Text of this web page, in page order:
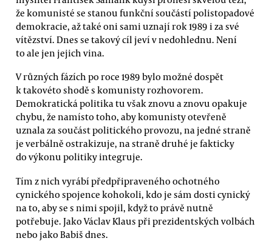
že komunisté se stanou funkční součástí polistopadové
demokracie, až také oni sami uznají rok 1989 i za své
vítězství. Dnes se takový cíl jeví v nedohlednu. Není
to ale jen jejich vina.
V různých fázích po roce 1989 bylo možné dospět
k takovéto shodě s komunisty rozhovorem.
Demokratická politika tu však znovu a znovu opakuje
chybu, že namísto toho, aby komunisty otevřeně
uznala za součást politického provozu, na jedné straně
je verbálně ostrakizuje, na straně druhé je fakticky
do výkonu politiky integruje.
Tím z nich vyrábí předpřipraveného ochotného
cynického spojence kohokoli, kdo je sám dosti cynický
na to, aby se s nimi spojil, když to právě nutně
potřebuje. Jako Václav Klaus při prezidentských volbách
nebo jako Babiš dnes.